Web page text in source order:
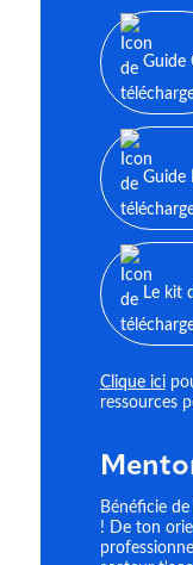
Guide
Guide
Le kit
Clique ici
ressources
Bénéficie
! De ton